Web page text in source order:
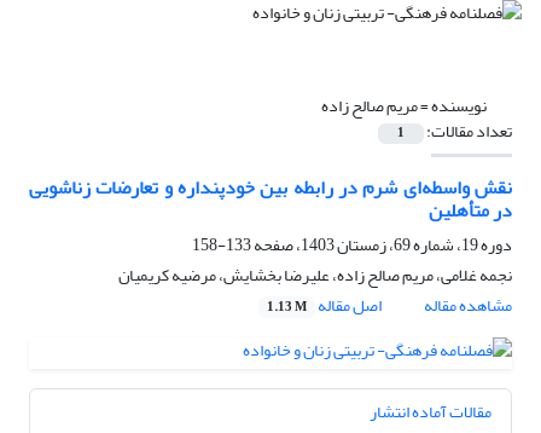
نویسنده =مریم صالح زاده
تعداد مقالات: 1
نقش واسطه‌ای شرم در رابطه بین خودپنداره و تعارضات زناشویی
در متأهلین
دوره 19، شماره 69، زمستان 1403، صفحه
133-158
نجمه غلامی، مریم صالح زاده، علیرضا بخشایش، مرضیه کریمیان
مشاهده مقاله
اصل مقاله 1.13 M
مقالات آماده انتشار